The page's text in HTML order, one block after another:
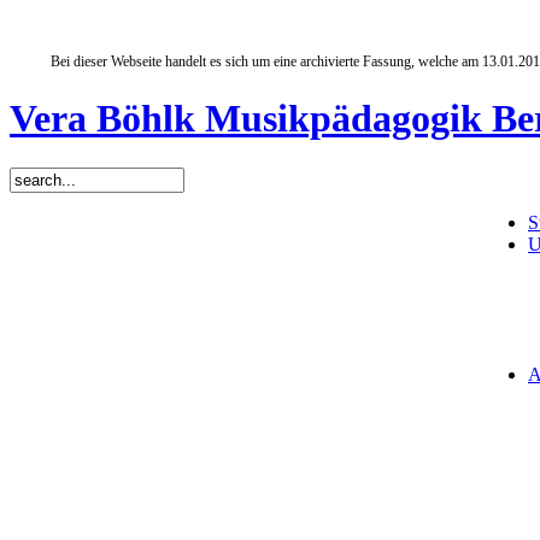
Bei dieser Webseite handelt es sich um eine archivierte Fassung, welche am
Vera Böhlk Musikpädagogik